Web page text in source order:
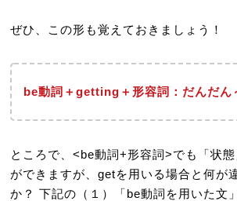
ぜひ、この形も覚えておきましょう！
be動詞＋getting＋形容詞：だんだん
ところで、<be動詞+形容詞>でも「状
ができますが、getを用いる場合と何が
か？ 下記の（１）「be動詞を用いた文